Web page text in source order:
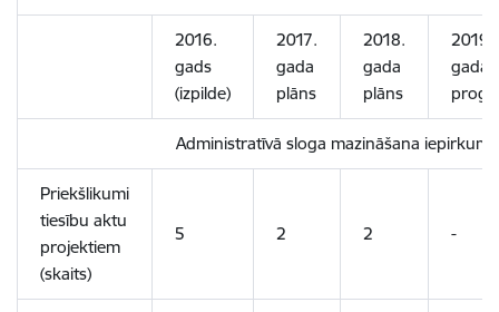
2016.
gads
(izpilde)
2017.
gada
plāns
2018.
gada
plāns
2019.
gada
Administratīvā sloga mazināšana
Priekšlikumi
tiesību aktu
projektiem
(skaits)
5 2 2 -